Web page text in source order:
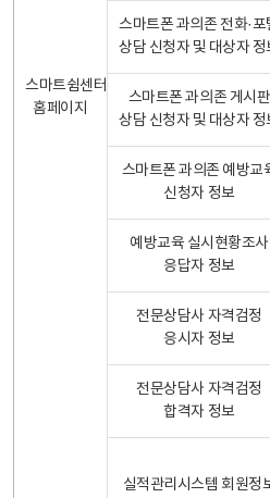
스마트쉼센터
홈페이지
스마트폰 과의존 전화·포
상담 신청자 및 대상자 정
스마트폰 과의존 게시판
상담 신청자 및 대상자 정
스마트폰 과의존 예방교
신청자 정보
예방교육 실시현황조사
응답자 정보
전문상담사 자격검정
응시자 정보
전문상담사 자격검정
합격자 정보
실적관리시스템 회원정